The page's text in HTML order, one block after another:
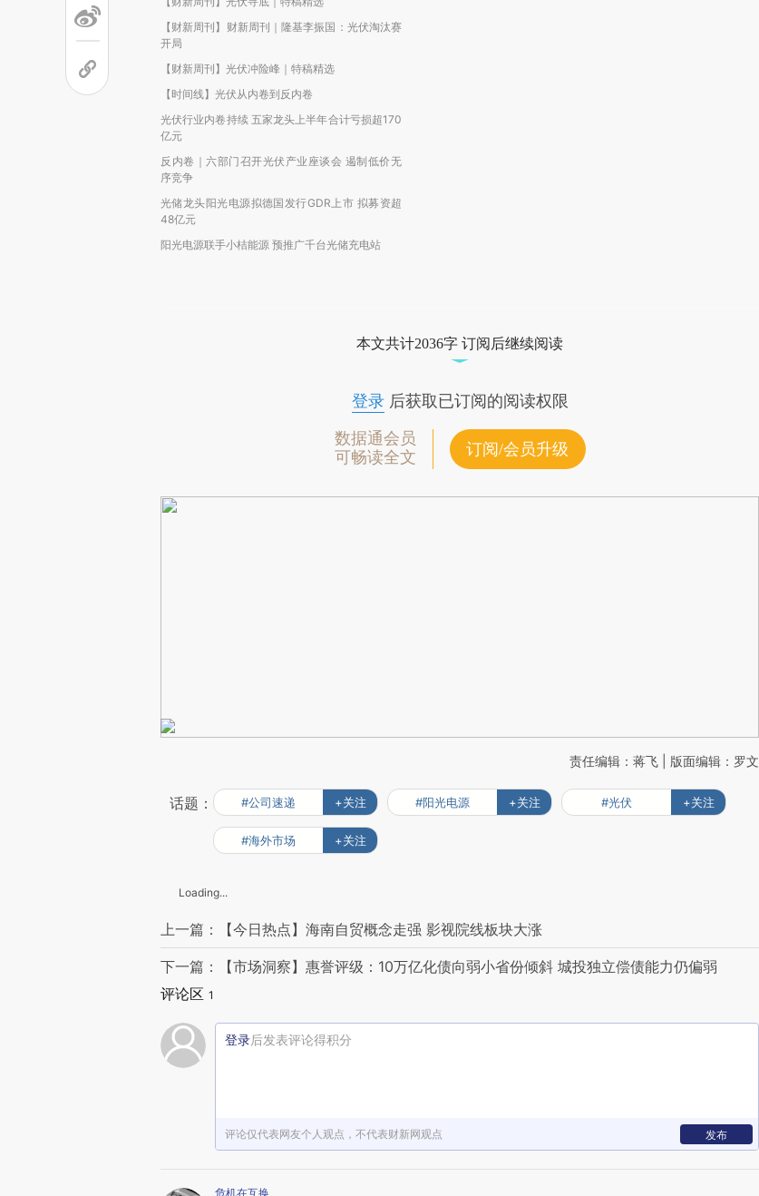
【财新周刊】财新周刊｜隆基李振国：光伏淘汰赛
开局
【财新周刊】光伏冲险峰｜特稿精选
【时间线】光伏从内卷到反内卷
光伏行业内卷持续 五家龙头上半年合计亏损超170
亿元
反内卷｜六部门召开光伏产业座谈会 遏制低价无
序竞争
光储龙头阳光电源拟德国发行GDR上市 拟募资超
48亿元
阳光电源联手小桔能源 预推广千台光储充电站
本文共计2036字 订阅后继续阅读
登录后获取已订阅的阅读权限
数据通会员
可畅读全文
订阅/会员升级
责任编辑：蒋飞 | 版面编辑：罗文
话题： #公司速递 +关注 #阳光电源 +关注 #光伏 +关注
#海外市场 +关注
Loading...
上一篇：【今日热点】海南自贸概念走强 影视院线板块大涨
下一篇：【市场洞察】惠誉评级：10万亿化债向弱小省份倾斜 城投独立偿债能力仍偏弱
评论区 1
登录后发表评论得积分
评论仅代表网友个人观点，不代表财新网观点 发布
危机在互换